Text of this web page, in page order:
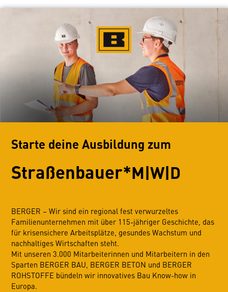
Starte deine Ausbildung zum
Straßenbauer*M|W|D
BERGER – Wir sind ein regional fest verwurzeltes
Familienunternehmen mit über 115-jähriger Geschichte, das
für krisensichere Arbeitsplätze, gesundes Wachstum und
nachhaltiges Wirtschaften steht.
Mit unseren 3.000 Mitarbeiterinnen und Mitarbeitern in den
Sparten BERGER BAU, BERGER BETON und BERGER
ROHSTOFFE bündeln wir innovatives Bau Know-how in
Europa.